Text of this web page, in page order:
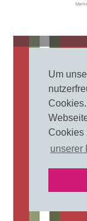
Um
Cookies
unserer